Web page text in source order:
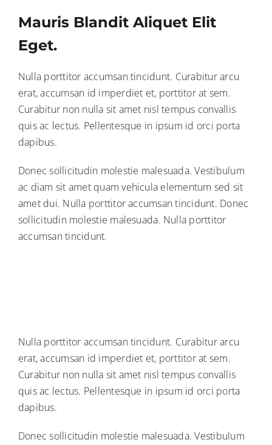
Mauris Blandit Aliquet Elit
Eget.
Nulla porttitor accumsan tincidunt. Curabitur arcu
erat, accumsan id imperdiet et, porttitor at sem.
Curabitur non nulla sit amet nisl tempus convallis
quis ac lectus. Pellentesque in ipsum id orci porta
dapibus.
Donec sollicitudin molestie malesuada. Vestibulum
ac diam sit amet quam vehicula elementum sed sit
amet dui. Nulla porttitor accumsan tincidunt. Donec
sollicitudin molestie malesuada. Nulla porttitor
accumsan tincidunt.
Nulla porttitor accumsan tincidunt. Curabitur arcu
erat, accumsan id imperdiet et, porttitor at sem.
Curabitur non nulla sit amet nisl tempus convallis
quis ac lectus. Pellentesque in ipsum id orci porta
dapibus.
Donec sollicitudin molestie malesuada. Vestibulum